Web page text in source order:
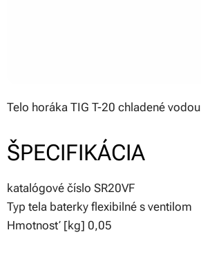
Telo horáka TIG T-20 chladené vodou
ŠPECIFIKÁCIA
katalógové číslo SR20VF
Typ tela baterky flexibilné s ventilom
Hmotnosť [kg] 0,05